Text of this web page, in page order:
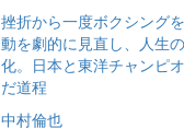
挫折から一度ボクシング
動を劇的に見直し、人生
化。日本と東洋チャンピ
だ道程
中村倫也